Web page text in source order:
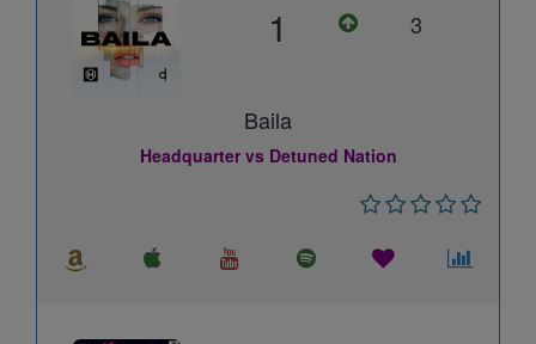
1 3
Baila
Headquarter vs Detuned Nation